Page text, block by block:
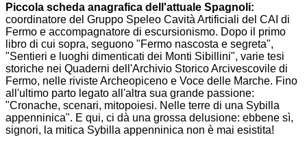
Piccola scheda anagrafica dell'attuale Spagnoli:
coordinatore del Gruppo Speleo Cavità Artificiali del CAI di
Fermo e accompagnatore di escursionismo. Dopo il primo
libro di cui sopra, seguono "Fermo nascosta e segreta",
"Sentieri e luoghi dimenticati dei Monti Sibillini", varie tesi
storiche nei Quaderni dell'Archivio Storico Arcivescovile di
Fermo, nelle riviste Archeopiceno e Voce delle Marche. Fino
all'ultimo parto legato all'altra sua grande passione:
"Cronache, scenari, mitopoiesi. Nelle terre di una Sybilla
appenninica". E qui, ci dà una grossa delusione: ebbene sì,
signori, la mitica Sybilla appenninica non è mai esistita!